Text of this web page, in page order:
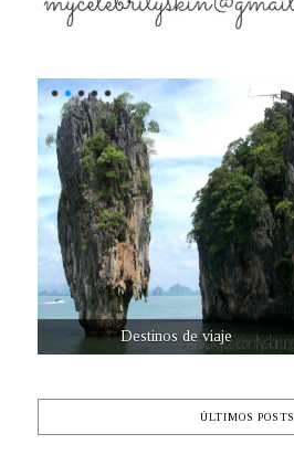
Destinos de viaje
ÚLTIMOS POSTS